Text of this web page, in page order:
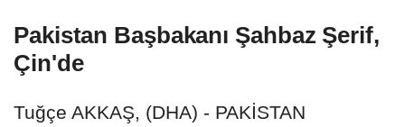
Pakistan Başbakanı Şahbaz Şerif,
Çin'de
Tuğçe AKKAŞ, (DHA) - PAKİSTAN